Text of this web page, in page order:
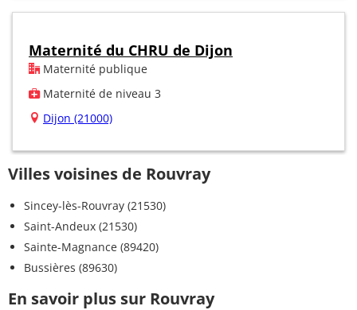
Maternité du CHRU de Dijon
Maternité publique
Maternité de niveau 3
Dijon (21000)
Villes voisines de Rouvray
Sincey-lès-Rouvray (21530)
Saint-Andeux (21530)
Sainte-Magnance (89420)
Bussières (89630)
En savoir plus sur Rouvray